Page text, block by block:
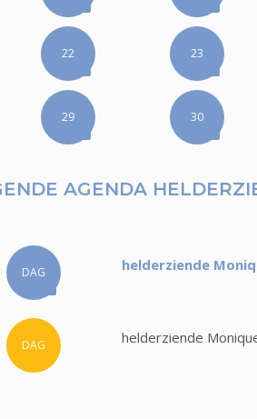
22 23
29 30
AGENDA
DAG helderziende
DAG helderziende